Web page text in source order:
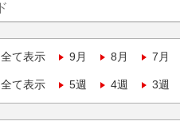
全て表示 9月 8月 7月
全て表示 5週 4週 3週